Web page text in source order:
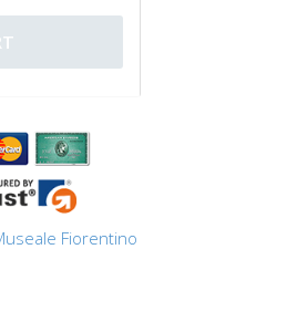
Fiorentino